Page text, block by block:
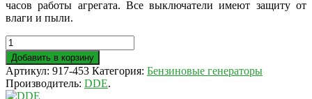
часов работы агрегата. Все выключатели имеют защиту от
влаги и пыли.
Добавить в корзину
Артикул: 917-453 Категория: Бензиновые генераторы
Производитель: DDE.